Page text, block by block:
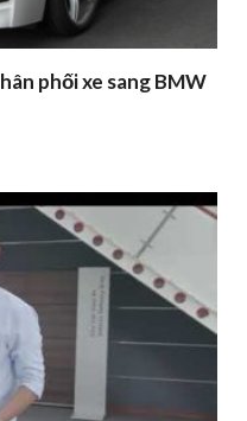
phối xe sang BMW